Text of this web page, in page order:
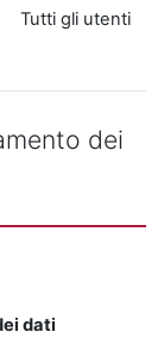
Tutti gli utenti
dei
dati